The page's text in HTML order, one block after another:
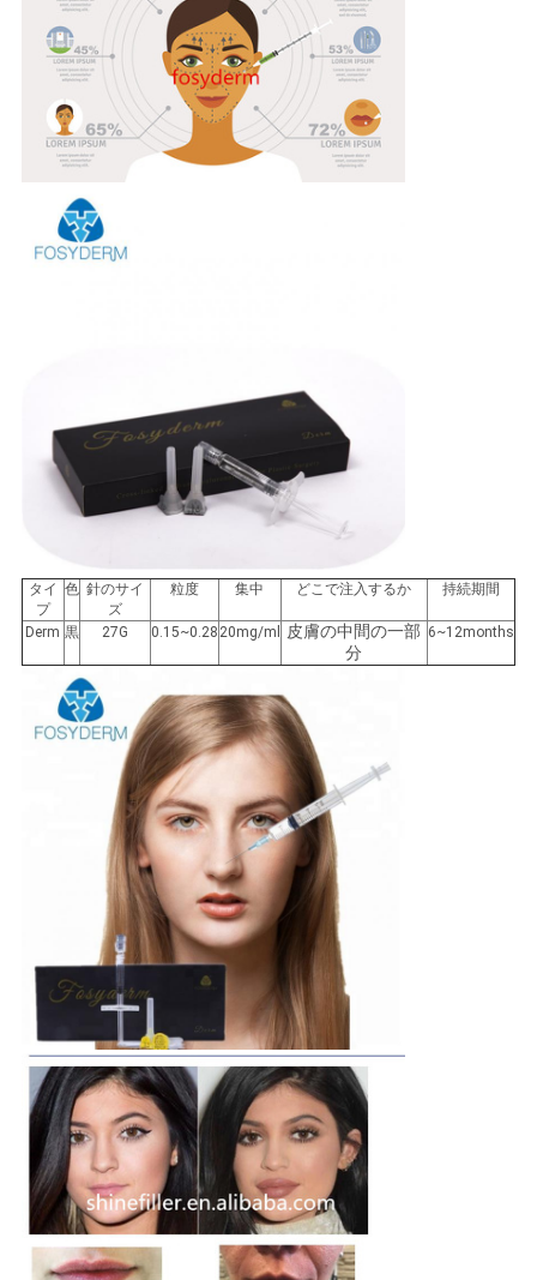
SHOPPING
ONLINE
タイ
プ
色 針のサイ
ズ
粒度 集中 どこで注入するか 持続期間
Derm 黒 27G 0.15~0.28 20mg/ml
皮膚の中間の一部
分
6~12months